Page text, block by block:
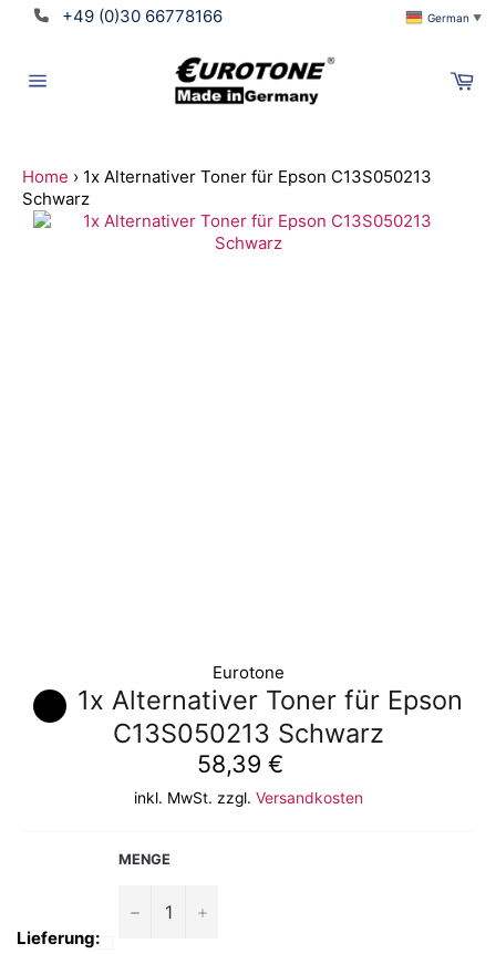
Direkt
+49 (0)30 66778166 German ▼
Home › 1x Alternativer Toner für Epson C13S050213
Schwarz
Eurotone
1x Alternativer Toner für Epson
C13S050213 Schwarz
Normaler
Preis
58,39 €
inkl. MwSt. zzgl. Versandkosten
Lieferung:
MENGE
− +
Suchen